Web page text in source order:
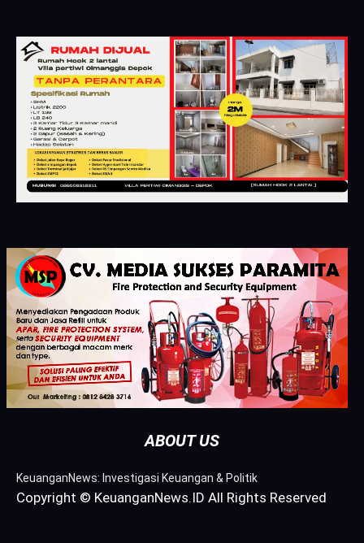
ABOUT US
KeuanganNews: Investigasi Keuangan & Politik
Copyright © KeuanganNews.ID All Rights Reserved